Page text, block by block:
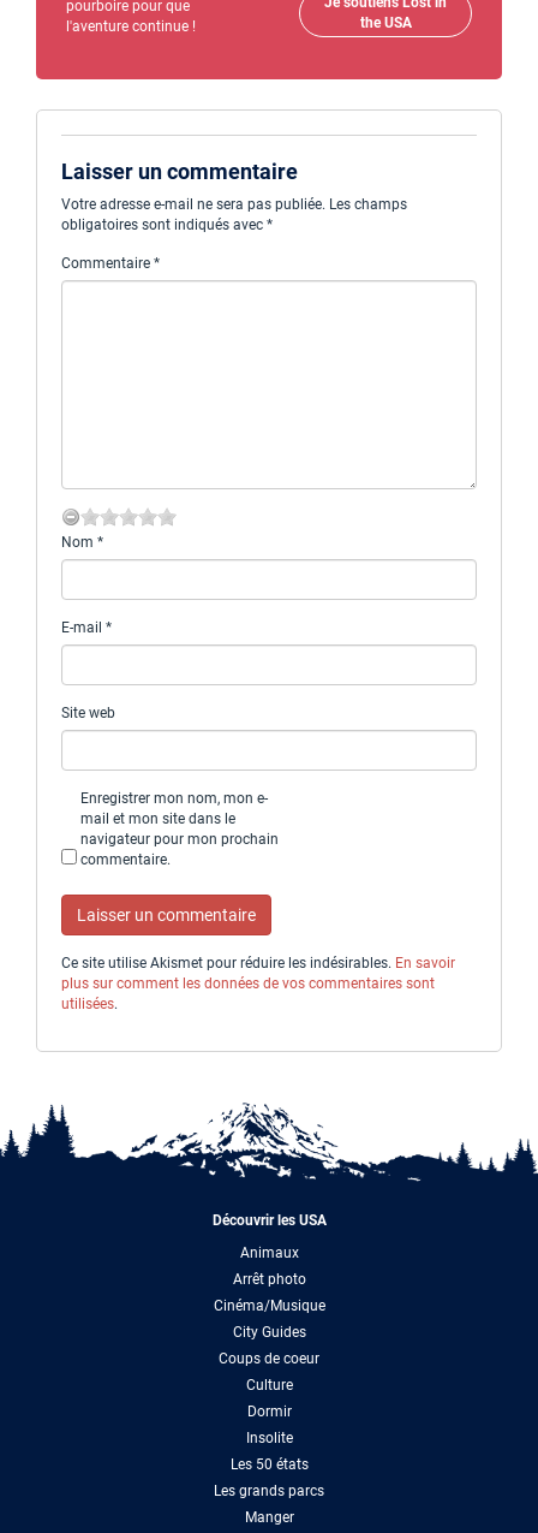
pourboire pour que
l'aventure continue !
the USA
Laisser un commentaire
Votre adresse e-mail ne sera pas publiée. Les champs
obligatoires sont indiqués avec *
Commentaire *
Nom *
E-mail *
Site web
Enregistrer mon nom, mon e-
mail et mon site dans le
navigateur pour mon prochain
commentaire.
Ce site utilise Akismet pour réduire les indésirables. En savoir
plus sur comment les données de vos commentaires sont
utilisées.
Découvrir les USA
Animaux
Arrêt photo
Cinéma/Musique
City Guides
Coups de coeur
Culture
Dormir
Insolite
Les 50 états
Les grands parcs
Manger